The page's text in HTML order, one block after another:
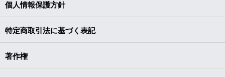
個人情報保護方針
特定商取引法に基づく表記
著作権